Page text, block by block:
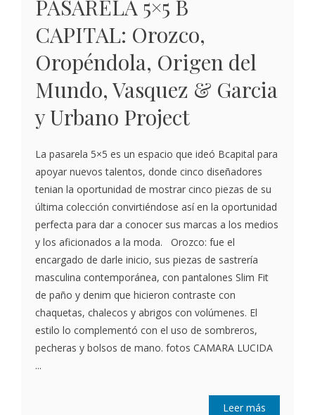
PASARELA 5×5 B
CAPITAL: Orozco,
Oropéndola, Origen del
Mundo, Vasquez & Garcia
y Urbano Project
La pasarela 5×5 es un espacio que ideó Bcapital para
apoyar nuevos talentos, donde cinco diseñadores
tenian la oportunidad de mostrar cinco piezas de su
última colección convirtiéndose así en la oportunidad
perfecta para dar a conocer sus marcas a los medios
y los aficionados a la moda. Orozco: fue el
encargado de darle inicio, sus piezas de sastrería
masculina contemporánea, con pantalones Slim Fit
de paño y denim que hicieron contraste con
chaquetas, chalecos y abrigos con volúmenes. El
estilo lo complementó con el uso de sombreros,
pecheras y bolsos de mano. fotos CAMARA LUCIDA
...
Leer más